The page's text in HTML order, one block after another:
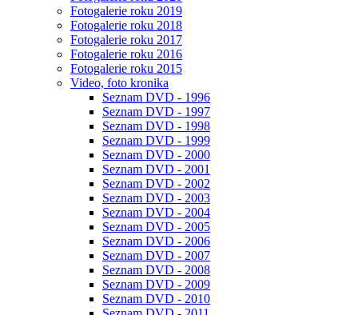
Fotogalerie roku 2019
Fotogalerie roku 2018
Fotogalerie roku 2017
Fotogalerie roku 2016
Fotogalerie roku 2015
Video, foto kronika
Seznam DVD - 1996
Seznam DVD - 1997
Seznam DVD - 1998
Seznam DVD - 1999
Seznam DVD - 2000
Seznam DVD - 2001
Seznam DVD - 2002
Seznam DVD - 2003
Seznam DVD - 2004
Seznam DVD - 2005
Seznam DVD - 2006
Seznam DVD - 2007
Seznam DVD - 2008
Seznam DVD - 2009
Seznam DVD - 2010